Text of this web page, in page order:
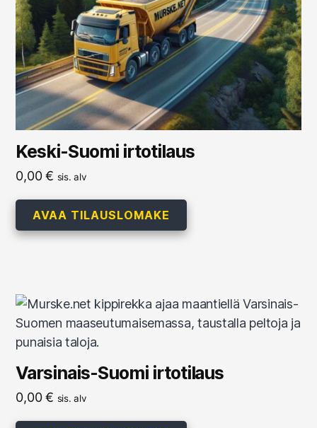
Keski-Suomi irtotilaus
0,00€ sis. alv
AVAA TILAUSLOMAKE
Varsinais-Suomi irtotilaus
0,00€ sis. alv